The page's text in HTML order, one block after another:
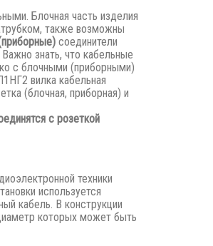
Блочная часть изделия
также возможны
соединители
знать, что кабельные
с блочными (приборными)
вилка кабельная
(блочная, приборная) и
с розеткой
техники
используется
кабель. В конструкции
которых может быть